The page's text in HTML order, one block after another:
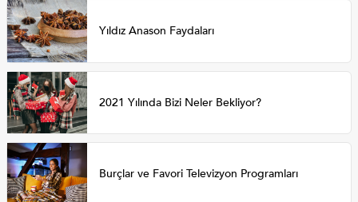
Yıldız Anason Faydaları
2021 Yılında Bizi Neler Bekliyor?
Burçlar ve Favori Televizyon Programları